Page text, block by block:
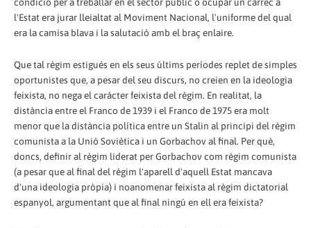
condició per a treballar en el sector públic o ocupar un càrrec a
l'Estat era jurar lleialtat al Moviment Nacional, l'uniforme del qual
era la camisa blava i la salutació amb el braç enlaire.
Que tal règim estigués en els seus últims períodes replet de simples
oportunistes que, a pesar del seu discurs, no creien en la ideologia
feixista, no nega el caràcter feixista del règim. En realitat, la
distància entre el Franco de 1939 i el Franco de 1975 era molt
menor que la distància política entre un Stalin al principi del règim
comunista a la Unió Soviètica i un Gorbachov al final. Per què,
doncs, definir al règim liderat per Gorbachov com règim comunista
(a pesar que al final del règim l'aparell d'aquell Estat mancava
d'una ideologia pròpia) i noanomenar feixista al règim dictatorial
espanyol, argumentant que al final ningú en ell era feixista?